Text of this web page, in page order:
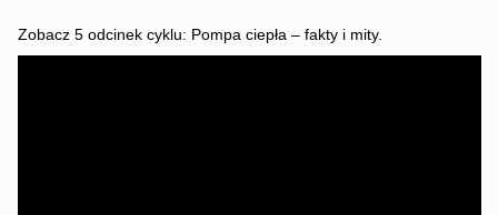
Zobacz 5 odcinek cyklu: Pompa ciepła – fakty i mity.